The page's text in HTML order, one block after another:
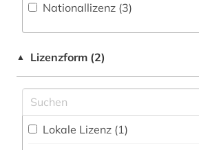
Mathematik (4)
Medien- und Kommunikationswissenschaften,
Medizin (4)
Nationallizenz (3)
▲ Lizenzform (2)
Lokale Lizenz (1)